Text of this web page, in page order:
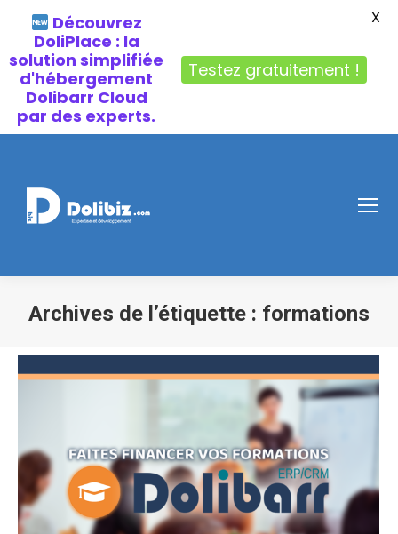
Archives de l’étiquette : formations
Découvrez
DoliPlace : la
solution simplifiée
d'hébergement
Dolibarr Cloud
par des experts.
Testez gratuitement !
X